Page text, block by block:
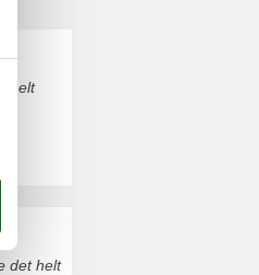
helt
det helt